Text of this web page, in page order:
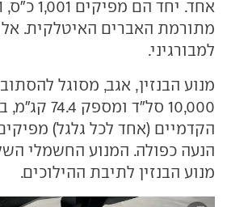
מתורמת האברים האיטלקית. אל
למבורגיני.
מנוע הבנזין, אגב, מסוגל
10,000 סל"ד
הנעה כפולה. המנוע החשמלי
מנוע הבנזין לתיבת ההילוכים.